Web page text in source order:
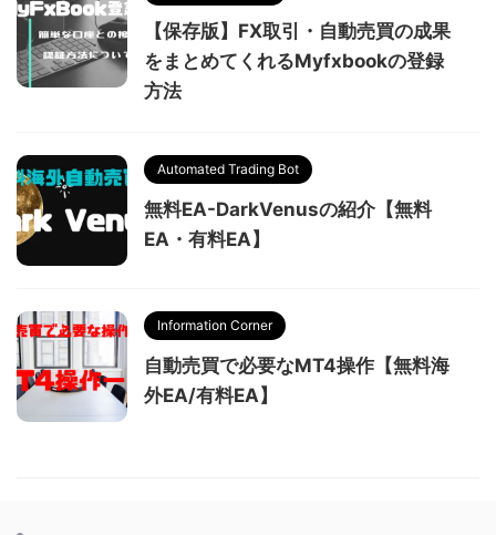
【保存版】FX取引・自動売買の成果
をまとめてくれるMyfxbookの登録
方法
Automated Trading Bot
無料EA-DarkVenusの紹介【無料
EA・有料EA】
Information Corner
自動売買で必要なMT4操作【無料海
外EA/有料EA】